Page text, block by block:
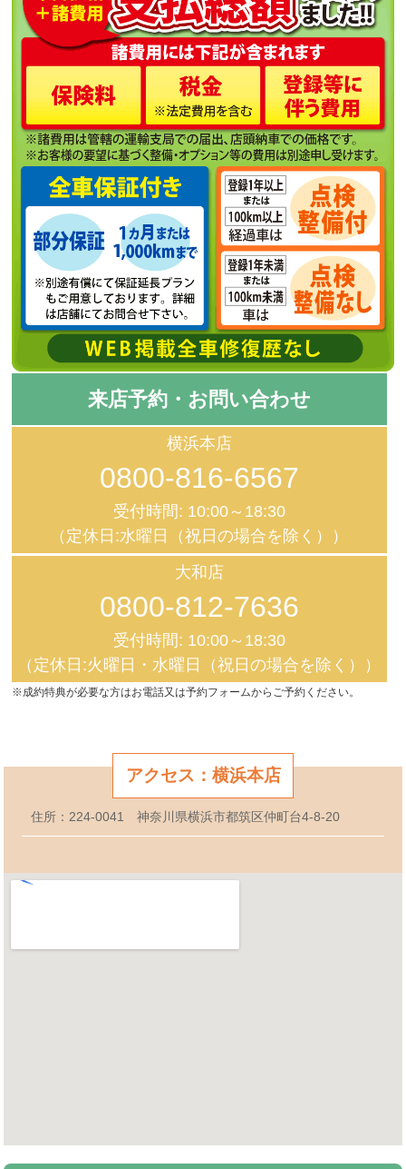
来店予約・お問い合わせ
横浜本店
0800-816-6567
受付時間: 10:00～18:30
（定休日:水曜日（祝日の場合を除く））
大和店
0800-812-7636
受付時間: 10:00～18:30
（定休日:火曜日・水曜日（祝日の場合を除く））
※成約特典が必要な方はお電話又は予約フォームからご予約ください。
アクセス：横浜本店
住所：224-0041 神奈川県横浜市都筑区仲町台4-8-20